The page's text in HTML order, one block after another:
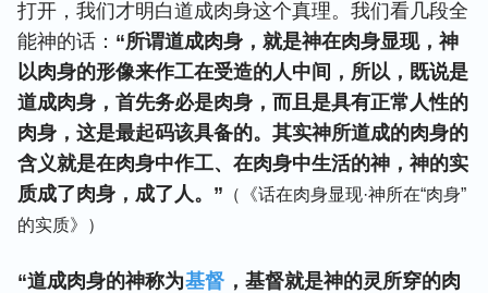
打开，我们才明白道成肉身这个真理。我们看几段全
能神的话： “所谓道成肉身，就是神在肉身显现，神
以肉身的形像来作工在受造的人中间，所以，既说是
道成肉身，首先务必是肉身，而且是具有正常人性的
肉身，这是最起码该具备的。其实神所道成的肉身的
含义就是在肉身中作工、在肉身中生活的神，神的实
质成了肉身，成了人。” （《话在肉身显现·神所在“肉身”
的实质》）
“道成肉身的神称为基督 ，基督就是神的灵所穿的肉